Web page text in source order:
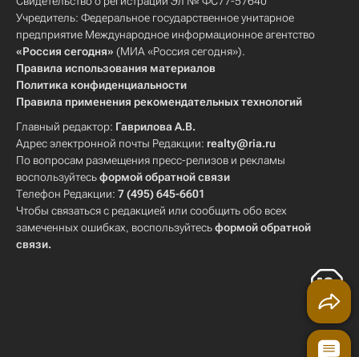
Учредитель: Федеральное государственное унитарное
предприятие Международное информационное агентство
«Россия сегодня» (МИА «Россия сегодня»).
Правила использования материалов
Политика конфиденциальности
Правила применения рекомендательных технологий
Главный редактор: Гаврилова А.В.
Адрес электронной почты Редакции: realty@ria.ru
По вопросам размещения пресс-релизов и рекламы
воспользуйтесьформой обратной связи
Телефон Редакции: 7 (495) 645-6601
Чтобы связаться с редакцией или сообщить обо всех
замеченных ошибках, воспользуйтесьформой обратной
связи.